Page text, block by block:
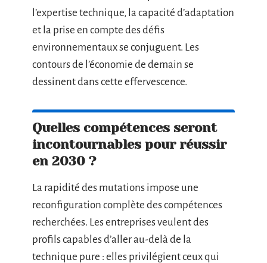
l’expertise technique, la capacité d’adaptation
et la prise en compte des défis
environnementaux se conjuguent. Les
contours de l’économie de demain se
dessinent dans cette effervescence.
Quelles compétences seront
incontournables pour réussir
en 2030 ?
La rapidité des mutations impose une
reconfiguration complète des compétences
recherchées. Les entreprises veulent des
profils capables d’aller au-delà de la
technique pure : elles privilégient ceux qui